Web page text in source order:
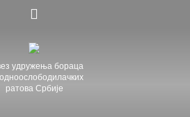
удружења бораца
ратова Србије